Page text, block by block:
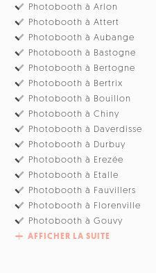
Photobooth à Arlon
Photobooth à Attert
Photobooth à Aubange
Photobooth à Bastogne
Photobooth à Bertogne
Photobooth à Bertrix
Photobooth à Bouillon
Photobooth à Chiny
Photobooth à Daverdisse
Photobooth à Durbuy
Photobooth à Erezée
Photobooth à Etalle
Photobooth à Fauvillers
Photobooth à Florenville
Photobooth à Gouvy
AFFICHER LA SUITE